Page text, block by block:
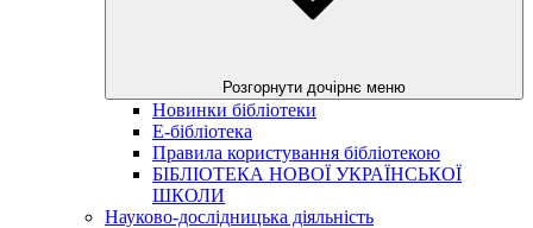
Розгорнути дочірнє меню
Новинки бібліотеки
E-бібліотека
Правила користування бібліотекою
БІБЛІОТЕКА НОВОЇ УКРАЇНСЬКОЇ
ШКОЛИ
Науково-дослідницька діяльність